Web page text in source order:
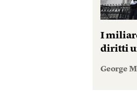
I
diritti
George